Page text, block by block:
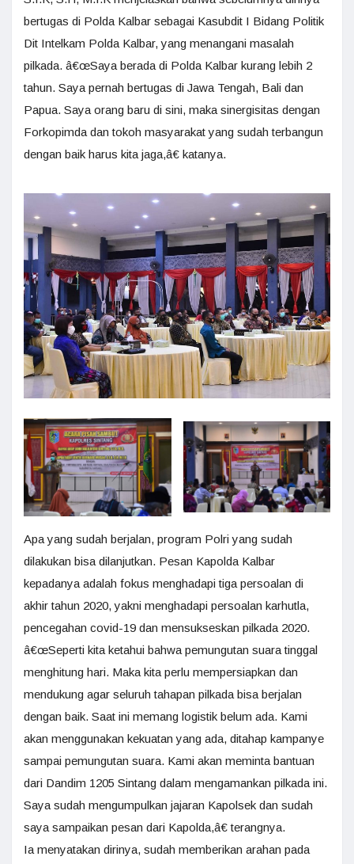
bertugas di Polda Kalbar sebagai Kasubdit I Bidang Politik
Dit Intelkam Polda Kalbar, yang menangani masalah
pilkada. â€œSaya berada di Polda Kalbar kurang lebih 2
tahun. Saya pernah bertugas di Jawa Tengah, Bali dan
Papua. Saya orang baru di sini, maka sinergisitas dengan
Forkopimda dan tokoh masyarakat yang sudah terbangun
dengan baik harus kita jaga,â€ katanya.
Apa yang sudah berjalan, program Polri yang sudah
dilakukan bisa dilanjutkan. Pesan Kapolda Kalbar
kepadanya adalah fokus menghadapi tiga persoalan di
akhir tahun 2020, yakni menghadapi persoalan karhutla,
pencegahan covid-19 dan mensukseskan pilkada 2020.
â€œSeperti kita ketahui bahwa pemungutan suara tinggal
menghitung hari. Maka kita perlu mempersiapkan dan
mendukung agar seluruh tahapan pilkada bisa berjalan
dengan baik. Saat ini memang logistik belum ada. Kami
akan menggunakan kekuatan yang ada, ditahap kampanye
sampai pemungutan suara. Kami akan meminta bantuan
dari Dandim 1205 Sintang dalam mengamankan pilkada ini.
Saya sudah mengumpulkan jajaran Kapolsek dan sudah
saya sampaikan pesan dari Kapolda,â€ terangnya.
Ia menyatakan dirinya, sudah memberikan arahan pada